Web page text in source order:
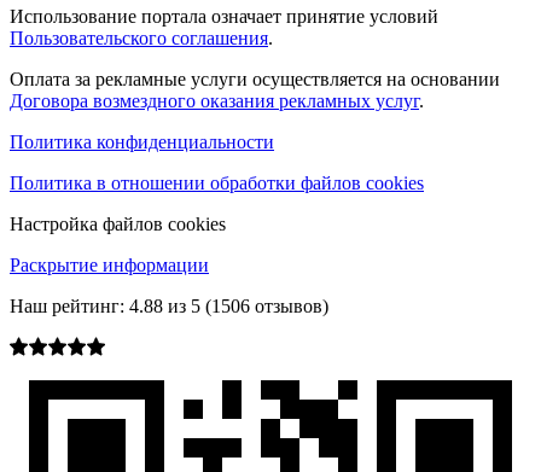
Использование портала означает принятие условий
Пользовательского соглашения.
Оплата за рекламные услуги осуществляется на основании
Договора возмездного оказания рекламных услуг.
Политика конфиденциальности
Политика в отношении обработки файлов cookies
Настройка файлов cookies
Раскрытие информации
Наш рейтинг: 4.88 из 5 (1506 отзывов)